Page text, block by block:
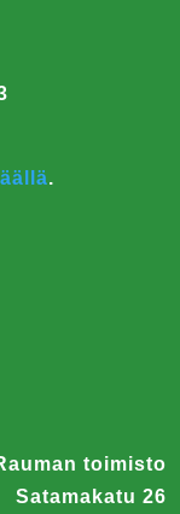
.
toimisto
Satamakatu 26